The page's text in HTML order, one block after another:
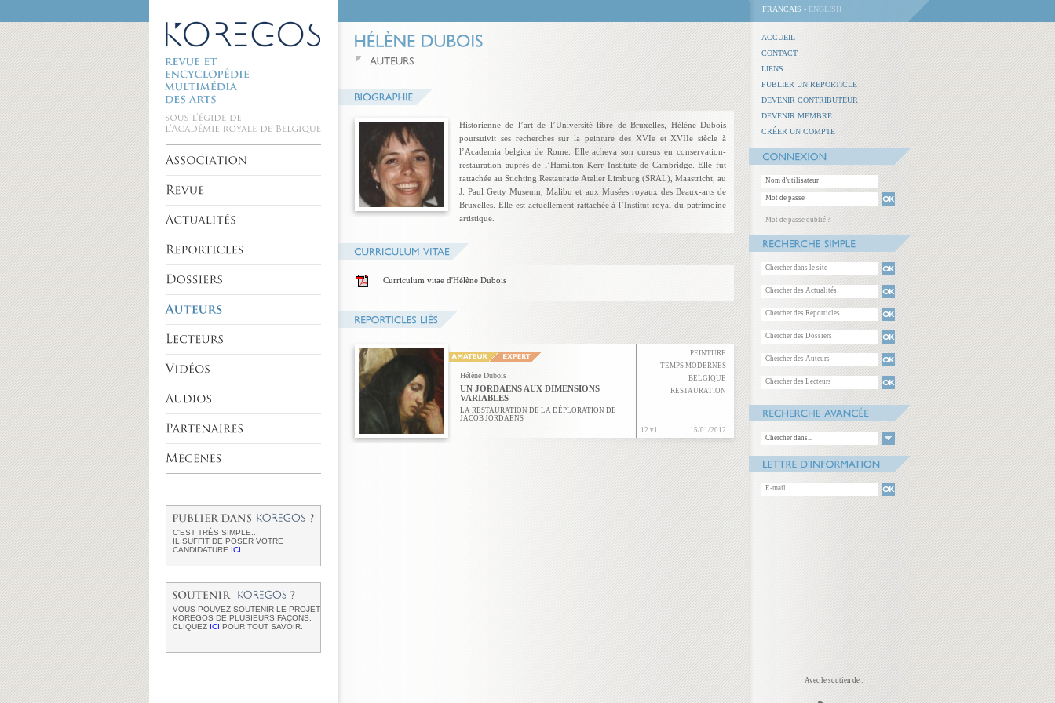
C'EST TRÈS SIMPLE...
IL SUFFIT DE POSER VOTRE
CANDIDATURE ICI
VOUS POUVEZ SOUTENIR LE PROJET
KOREGOS DE PLUSIEURS FAÇONS.
CLIQUEZ ICI POUR TOUT SAVOIR.
Historienne de l’art de l’Université libre de Bruxelles, Hélène Dubois
poursuivit ses recherches sur la peinture des XVIe et XVIIe siècle à
l’Academia belgica de Rome. Elle acheva son cursus en conservation-
restauration auprès de l’Hamilton Kerr Institute de Cambridge. Elle fut
rattachée au Stichting Restauratie Atelier Limburg (SRAL), Maastricht, au
J. Paul Getty Museum, Malibu et aux Musées royaux des Beaux-arts de
Bruxelles. Elle est actuellement rattachée à l’Institut royal du patrimoine
artistique.
Curriculum vitae d'Hélène Dubois
Hélène Dubois
UN JORDAENS AUX DIMENSIONS
VARIABLES
LA RESTAURATION DE LA DÉPLORATION DE
JACOB JORDAENS
PEINTURE
TEMPS MODERNES
BELGIQUE
RESTAURATION
12 v1 15/01/2012
FRANCAIS - ENGLISH
ACCUEIL
CONTACT
LIENS
PUBLIER UN REPORTICLE
DEVENIR CONTRIBUTEUR
DEVENIR MEMBRE
CRÉER UN COMPTE
Mot de passe oublié ?
Chercher dans...
Avec le soutien de :